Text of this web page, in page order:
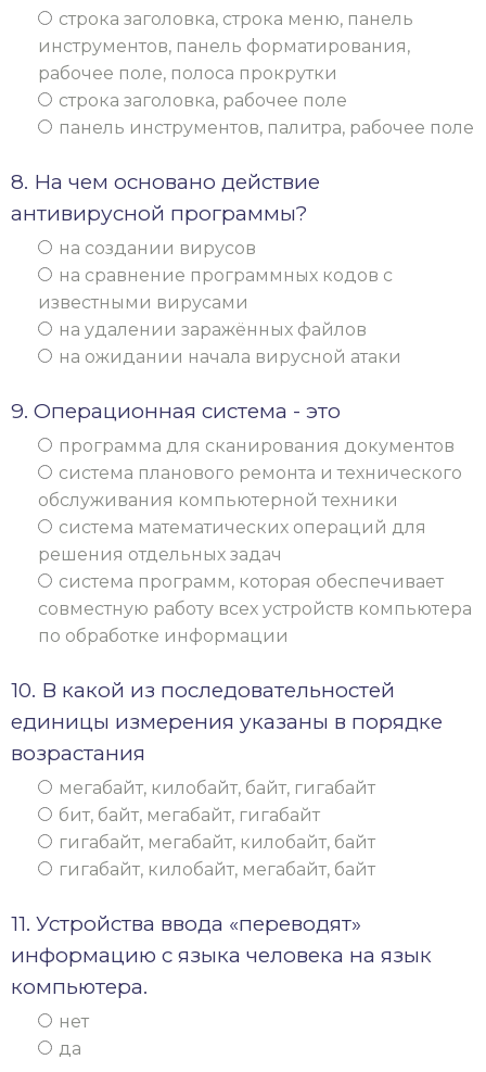
строка заголовка, строка меню, панель
инструментов, панель форматирования,
рабочее поле, полоса прокрутки
строка заголовка, рабочее поле
панель инструментов, палитра, рабочее поле
8. На чем основано действие
антивирусной программы?
на создании вирусов
на сравнение программных кодов с
известными вирусами
на удалении заражённых файлов
на ожидании начала вирусной атаки
9. Операционная система - это
программа для сканирования документов
система планового ремонта и технического
обслуживания компьютерной техники
система математических операций для
решения отдельных задач
система программ, которая обеспечивает
совместную работу всех устройств компьютера
по обработке информации
10. В какой из последовательностей
единицы измерения указаны в порядке
возрастания
мегабайт, килобайт, байт, гигабайт
бит, байт, мегабайт, гигабайт
гигабайт, мегабайт, килобайт, байт
гигабайт, килобайт, мегабайт, байт
11. Устройства ввода «переводят»
информацию с языка человека на язык
компьютера.
нет
да